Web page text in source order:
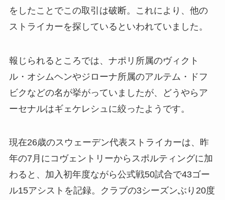
をしたことでこの取引は破断。これにより、他の
ストライカーを探しているといわれていました。
報じられるところでは、ナポリ所属のヴィクト
ル・オシムヘンやジローナ所属のアルテム・ドフ
ビクなどの名が挙がっていましたが、どうやらア
ーセナルはギェケレシュに絞ったようです。
現在26歳のスウェーデン代表ストライカーは、昨
年の7月にコヴェントリーからスポルティングに加
わると、加入初年度ながら公式戦50試合で43ゴー
ル15アシストを記録。クラブの3シーズンぶり20度